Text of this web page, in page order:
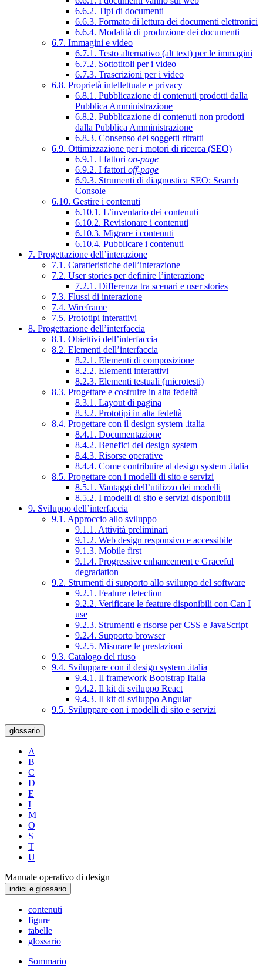
6.6.2. Tipi di documenti
6.6.3. Formato di lettura dei documenti elettronici
6.6.4. Modalità di produzione dei documenti
6.7. Immagini e video
6.7.1. Testo alternativo (alt text) per le immagini
6.7.2. Sottotitoli per i video
6.7.3. Trascrizioni per i video
6.8. Proprietà intellettuale e privacy
6.8.1. Pubblicazione di contenuti prodotti dalla
Pubblica Amministrazione
6.8.2. Pubblicazione di contenuti non prodotti
dalla Pubblica Amministrazione
6.8.3. Consenso dei soggetti ritratti
6.9. Ottimizzazione per i motori di ricerca (SEO)
6.9.1. I fattori on-page
6.9.2. I fattori off-page
6.9.3. Strumenti di diagnostica SEO: Search
Console
6.10. Gestire i contenuti
6.10.1. L’inventario dei contenuti
6.10.2. Revisionare i contenuti
6.10.3. Migrare i contenuti
6.10.4. Pubblicare i contenuti
7. Progettazione dell’interazione
7.1. Caratteristiche dell’interazione
7.2. User stories per definire l’interazione
7.2.1. Differenza tra scenari e user stories
7.3. Flussi di interazione
7.4. Wireframe
7.5. Prototipi interattivi
8. Progettazione dell’interfaccia
8.1. Obiettivi dell’interfaccia
8.2. Elementi dell’interfaccia
8.2.1. Elementi di composizione
8.2.2. Elementi interattivi
8.2.3. Elementi testuali (microtesti)
8.3. Progettare e costruire in alta fedeltà
8.3.1. Layout di pagina
8.3.2. Prototipi in alta fedeltà
8.4. Progettare con il design system .italia
8.4.1. Documentazione
8.4.2. Benefici del design system
8.4.3. Risorse operative
8.4.4. Come contribuire al design system .italia
8.5. Progettare con i modelli di sito e servizi
8.5.1. Vantaggi dell’utilizzo dei modelli
8.5.2. I modelli di sito e servizi disponibili
9. Sviluppo dell’interfaccia
9.1. Approccio allo sviluppo
9.1.1. Attività preliminari
9.1.2. Web design responsivo e accessibile
9.1.3. Mobile first
9.1.4. Progressive enhancement e Graceful
degradation
9.2. Strumenti di supporto allo sviluppo del software
9.2.1. Feature detection
9.2.2. Verificare le feature disponibili con Can I
use
9.2.3. Strumenti e risorse per CSS e JavaScript
9.2.4. Supporto browser
9.2.5. Misurare le prestazioni
9.3. Catalogo del riuso
9.4. Sviluppare con il design system .italia
9.4.1. Il framework Bootstrap Italia
9.4.2. Il kit di sviluppo React
9.4.3. Il kit di sviluppo Angular
9.5. Sviluppare con i modelli di sito e servizi
glossario
A
B
C
D
E
I
M
O
S
T
U
Manuale operativo di design
indici e glossario
contenuti
figure
tabelle
glossario
Sommario